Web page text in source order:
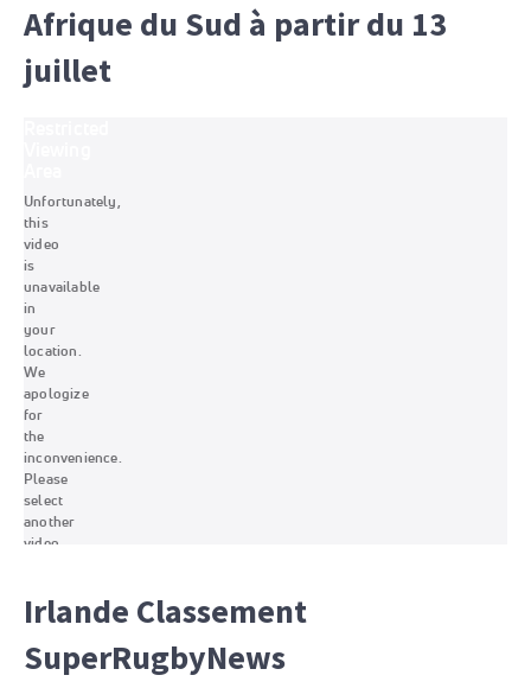
Afrique du Sud à partir du 13
juillet
Irlande Classement
SuperRugbyNews